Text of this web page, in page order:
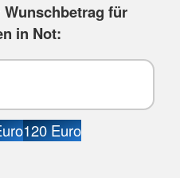
Wunschbetrag für
in Not:
120 Euro